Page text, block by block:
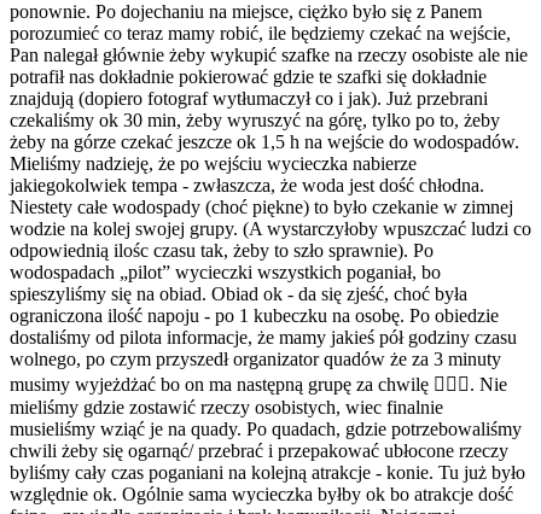
ponownie. Po dojechaniu na miejsce, ciężko było się z Panem
porozumieć co teraz mamy robić, ile będziemy czekać na wejście,
Pan nalegał głównie żeby wykupić szafke na rzeczy osobiste ale nie
potrafił nas dokładnie pokierować gdzie te szafki się dokładnie
znajdują (dopiero fotograf wytłumaczył co i jak). Już przebrani
czekaliśmy ok 30 min, żeby wyruszyć na górę, tylko po to, żeby
żeby na górze czekać jeszcze ok 1,5 h na wejście do wodospadów.
Mieliśmy nadzieję, że po wejściu wycieczka nabierze
jakiegokolwiek tempa - zwłaszcza, że woda jest dość chłodna.
Niestety całe wodospady (choć piękne) to było czekanie w zimnej
wodzie na kolej swojej grupy. (A wystarczyłoby wpuszczać ludzi co
odpowiednią ilośc czasu tak, żeby to szło sprawnie). Po
wodospadach „pilot” wycieczki wszystkich poganiał, bo
spieszyliśmy się na obiad. Obiad ok - da się zjeść, choć była
ograniczona ilość napoju - po 1 kubeczku na osobę. Po obiedzie
dostaliśmy od pilota informacje, że mamy jakieś pół godziny czasu
wolnego, po czym przyszedł organizator quadów że za 3 minuty
musimy wyjeżdżać bo on ma następną grupę za chwilę 🤦🏼‍♀️. Nie
mieliśmy gdzie zostawić rzeczy osobistych, wiec finalnie
musieliśmy wziąć je na quady. Po quadach, gdzie potrzebowaliśmy
chwili żeby się ogarnąć/ przebrać i przepakować ubłocone rzeczy
byliśmy cały czas poganiani na kolejną atrakcje - konie. Tu już było
względnie ok. Ogólnie sama wycieczka byłby ok bo atrakcje dość